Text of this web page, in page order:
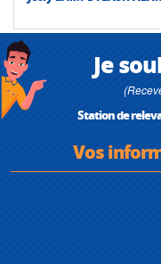
Je
Station de
Vos